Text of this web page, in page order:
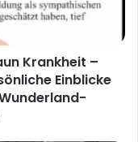
Krankheit –
Einblicke